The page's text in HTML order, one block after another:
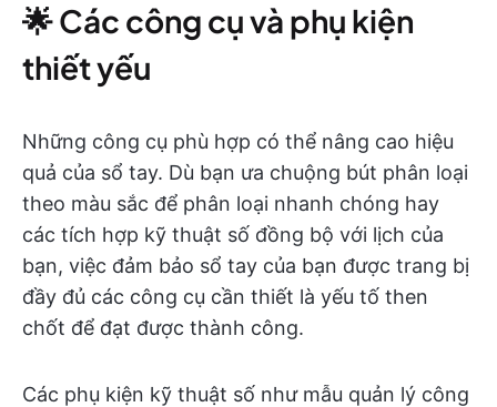
🌟 Các công cụ và phụ kiện
thiết yếu
Những công cụ phù hợp có thể nâng cao hiệu
quả của sổ tay. Dù bạn ưa chuộng bút phân loại
theo màu sắc để phân loại nhanh chóng hay
các tích hợp kỹ thuật số đồng bộ với lịch của
bạn, việc đảm bảo sổ tay của bạn được trang bị
đầy đủ các công cụ cần thiết là yếu tố then
chốt để đạt được thành công.
Các phụ kiện kỹ thuật số như mẫu quản lý công